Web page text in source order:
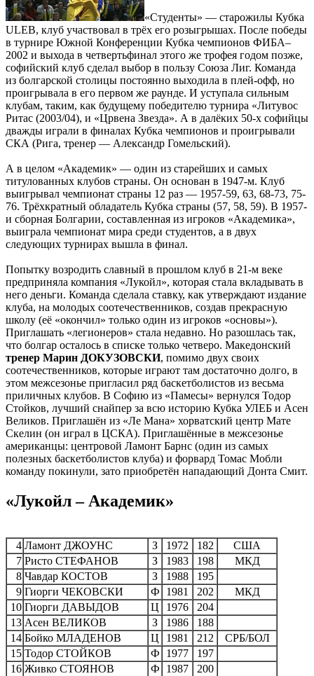
«Студенты» — старожилы Кубка
ULEB, клуб участвовал в трёх его розыгрышах. После победы
в турнире Южной Конференции Кубка чемпионов ФИБА–
2002 и выхода в четвертьфинал этого же трофея годом позже,
софийский клуб сделал выбор в пользу Союза Лиг. Команда
из болгарской столицы постоянно выходила в плей-офф, но
проигрывала в его первом же раунде. И уступала сильным
клубам, таким, как будущему победителю турнира «Литувос
Ритас (2003/04), и «Црвена Звезда». А в далёких 50-х софийцы
дважды играли в финалах Кубка чемпионов и проигрывали
СКА (Рига, тренер — Александр Гомельский).
А в целом «Академик» — один из старейших и самых
титулованных клубов страны. Он основан в 1947-м. Клуб
выигрывал чемпионат страны 12 раз — 1957-59, 63, 68-73, 75-
76. Трёхкратный обладатель Кубка страны (57, 58, 59). В 1957-
и сборная Болгарии, составленная из игроков «Академика»,
выиграла чемпионат мира среди студентов, а в двух
следующих турнирах вышла в финал.
Попытку возродить славный в прошлом клуб в 21-м веке
предприняла компания «Лукойл», которая стала вкладывать в
него деньги. Команда сделала ставку, как утверждают издание
клуба, на молодых соотечественников, создав прекрасную
школу (её «окончил» только один из игроков «основы»).
Приглашать «легионеров» стала недавно. Но разошлась так,
что болгар осталось в списке только четверо. Македонский
тренер Марин ДОКУЗОВСКИ, помимо двух своих
соотечественников, которые играют там достаточно долго, в
этом межсезонье пригласил ряд баскетболистов из весьма
приличных клубов. В Софию из «Памесы» вернулся Тодор
Стойков, лучший снайпер за всю историю Кубка УЛЕБ и Асен
Великов. Приглашён из «Ле Мана» хорватский центр Мате
Скелин (он играл в ЦСКА). Приглашённые в межсезонье
американцы: центровой Ламонт Барнс (один из самых
полезных баскетболистов клуба) и форвард Томас Мобли
команду покинули, зато приобретён нападающий Донта Смит.
«Лукойл – Академик»
4 Ламонт ДЖОУНС З 1972 182
США
7 Ристо СТЕФАНОВ З 1983 198
МКД
8 Чавдар КОСТОВ З 1988
195
9 Гиорги ЧЕКОВСКИ Ф 1981 202
МКД
10 Гиорги ДАВЫДОВ Ц 1976
204
13 Асен ВЕЛИКОВ З 1986
188
14 Бойко МЛАДЕНОВ Ц 1981 212
СРБ/БОЛ
15 Тодор СТОЙКОВ Ф 1977
197
16 Живко СТОЯНОВ Ф 1987
200